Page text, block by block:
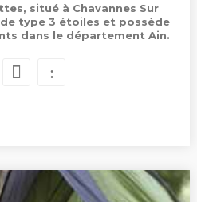
situé à Chavannes Sur
de type 3 étoiles et possède
dans le département Ain.